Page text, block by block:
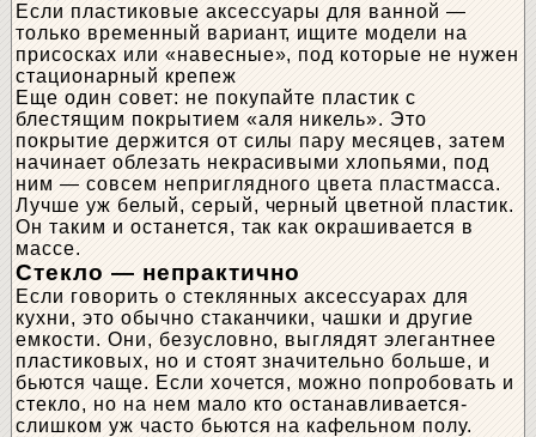
Если пластиковые аксессуары для ванной —
только временный вариант, ищите модели на
присосках или «навесные», под которые не нужен
стационарный крепеж
Еще один совет: не покупайте пластик с
блестящим покрытием «аля никель». Это
покрытие держится от силы пару месяцев, затем
начинает облезать некрасивыми хлопьями, под
ним — совсем неприглядного цвета пластмасса.
Лучше уж белый, серый, черный цветной пластик.
Он таким и останется, так как окрашивается в
массе.
Стекло — непрактично
Если говорить о стеклянных аксессуарах для
кухни, это обычно стаканчики, чашки и другие
емкости. Они, безусловно, выглядят элегантнее
пластиковых, но и стоят значительно больше, и
бьются чаще. Если хочется, можно попробовать и
стекло, но на нем мало кто останавливается-
слишком уж часто бьются на кафельном полу.